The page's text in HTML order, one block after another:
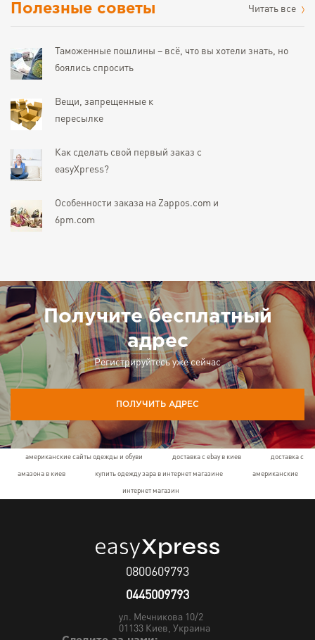
Полезные советы Читать все
Таможенные пошлины – всё, что вы хотели знать, но
боялись спросить
Вещи, запрещенные к
пересылке
Как сделать свой первый заказ с
easyXpress?
Особенности заказа на Zappos.com и
6pm.com
Получите бесплатный
адрес
Регистрируйтесь уже сейчас
ПОЛУЧИТЬ АДРЕС
американские сайты одежды и обуви доставка с ebay в киев доставка с
амазона в киев купить одежду зара в интернет магазине американские
интернет магазин
0800609793
0445009793
ул. Мечникова 10/2
01133 Киев, Украина